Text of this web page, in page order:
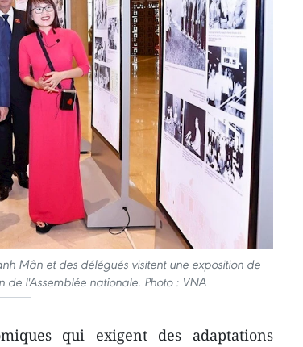
Mân et des délégués visitent une exposition de
de l'Assemblée nationale. Photo : VNA
qui exigent des adaptations